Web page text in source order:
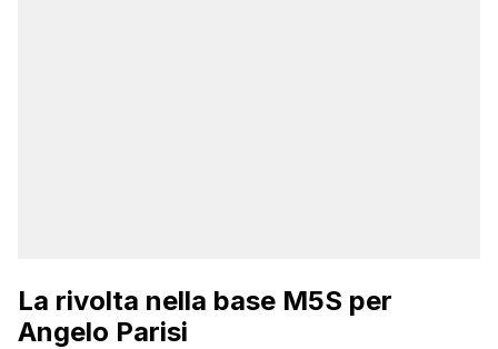
La rivolta nella base M5S per
Angelo Parisi